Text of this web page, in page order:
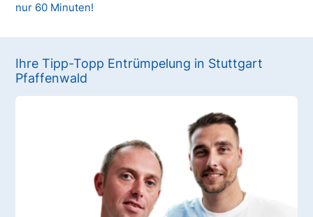
nur 60 Minuten!
Ihre Tipp-Topp Entrümpelung in Stuttgart
Pfaffenwald